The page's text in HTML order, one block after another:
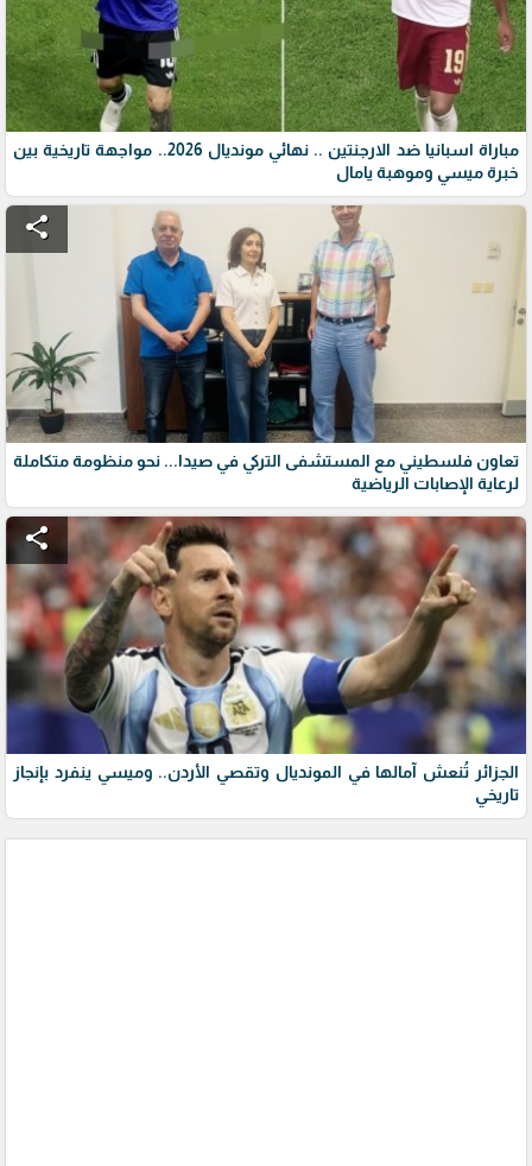
مباراة اسبانيا ضد الارجنتين .. نهائي مونديال 2026.. مواجهة تاريخية بين
خبرة ميسي وموهبة يامال
share
تعاون فلسطيني مع المستشفى التركي في صيدا... نحو منظومة متكاملة
لرعاية الإصابات الرياضية
share
الجزائر تُنعش آمالها في المونديال وتقصي الأردن.. وميسي ينفرد بإنجاز
تاريخي